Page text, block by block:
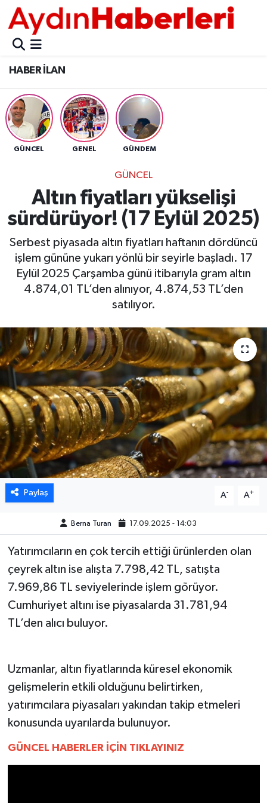
HABER İLAN
GÜNCEL GENEL GÜNDEM
GÜNCEL
Altın fiyatları yükselişi
sürdürüyor! (17 Eylül 2025)
Serbest piyasada altın fiyatları haftanın dördüncü
işlem gününe yukarı yönlü bir seyirle başladı. 17
Eylül 2025 Çarşamba günü itibarıyla gram altın
4.874,01 TL’den alınıyor, 4.874,53 TL’den
satılıyor.
Paylaş A- A+
Berna Turan 17.09.2025 - 14:03
Yatırımcıların en çok tercih ettiği ürünlerden olan
çeyrek altın ise alışta 7.798,42 TL, satışta
7.969,86 TL seviyelerinde işlem görüyor.
Cumhuriyet altını ise piyasalarda 31.781,94
TL’den alıcı buluyor.
Uzmanlar, altın fiyatlarında küresel ekonomik
gelişmelerin etkili olduğunu belirtirken,
yatırımcılara piyasaları yakından takip etmeleri
konusunda uyarılarda bulunuyor.
GÜNCEL HABERLER İÇİN TIKLAYINIZ
GÜNCEL
POLİTİKA
BELEDİYELER
ASAYİŞ
BÜLTEN
ÇEVRE
DIŞ
DÜNYA
EĞİTİM
EKOLOJİ VE ÇEVRE
BİLİM VE TEKNOLOJİ
GENEL
GÜNDEM
HABERDE İNSAN
KÜLTÜR SANAT
MAGAZİN
ÖZEL HABER
SAĞLIK
SİYASET
TEKNOLOJİ
Aydın Nöbetçi Eczaneler
Aydın Hava Durumu
Aydin Namaz Vakitleri
Aydın Trafik Yoğunluk Haritası
Süper Lig Puan Durumu ve Fikstür
Tüm Manşetler
Son Dakika Haberleri
Haber Arşivi